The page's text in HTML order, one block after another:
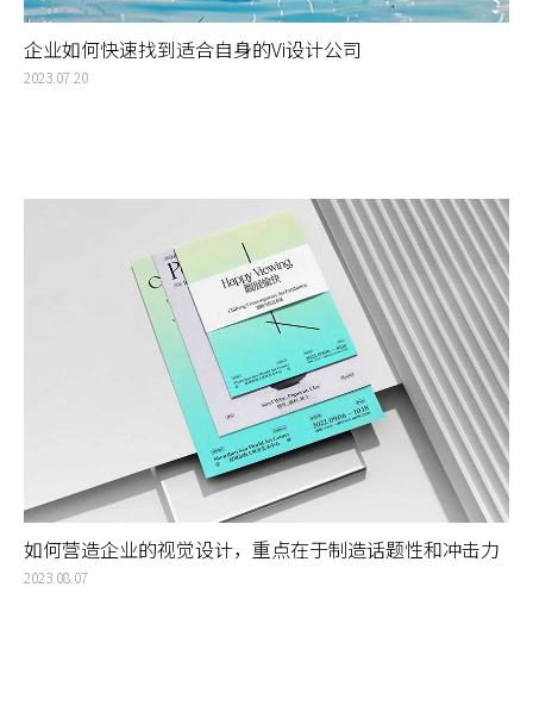
企业如何快速找到适合自身的Vi设计公司
2023.07.20
如何营造企业的视觉设计，重点在于制造话题性和冲击力
——从视觉上构建冲突感和惊喜
2023.08.07